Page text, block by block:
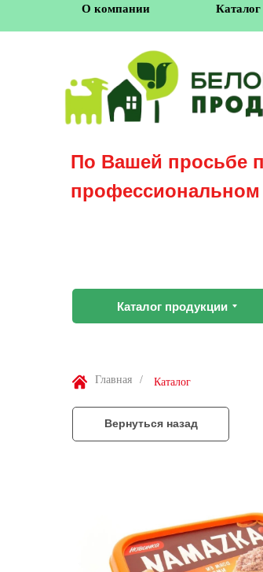
О компании Каталог
По Вашей просьбе
профессиональном
Каталог продукции
Главная / Каталог
Вернуться назад